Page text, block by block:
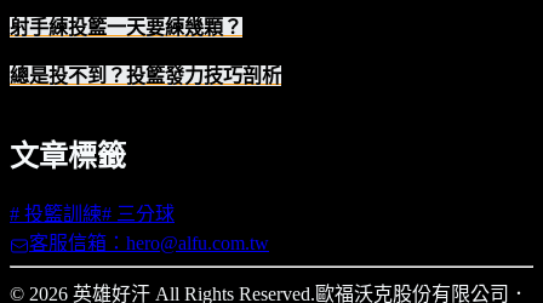
射手練投籃一天要練幾顆？
總是投不到？投籃發力技巧剖析
文章標籤
# 投籃訓練# 三分球
客服信箱：hero@alfu.com.tw
© 2026 英雄好汗 All Rights Reserved.歐福沃克股份有限公司 ．